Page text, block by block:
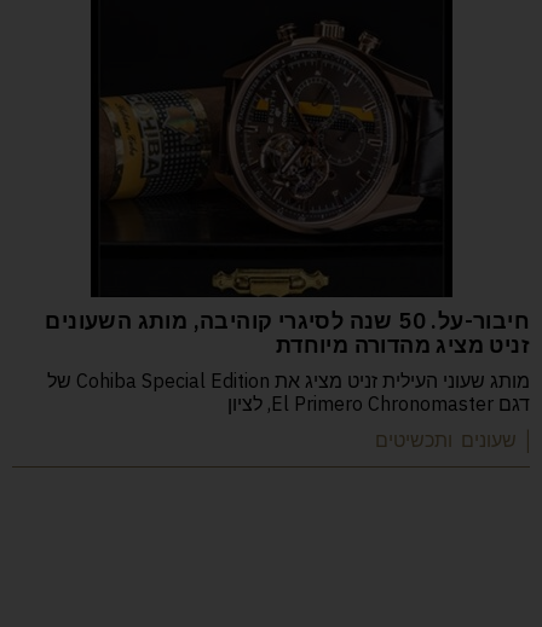
חיבור-על. 50 שנה לסיגרי קוהיבה, מותג השעונים
זניט מציג מהדורה מיוחדת
מותג שעוני העילית זניט מציג את Cohiba Special Edition של
דגם El Primero Chronomaster, לציון
| שעונים ותכשיטים